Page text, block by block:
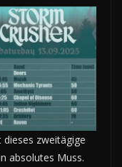
dieses zweitägige
absolutes Muss.